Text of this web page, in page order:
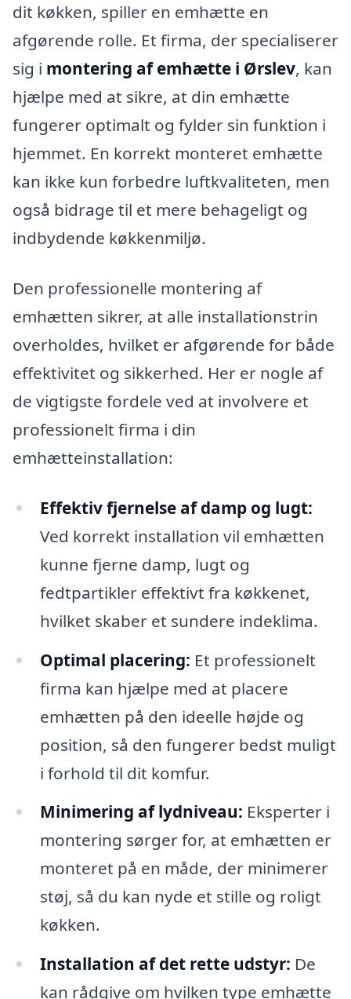
dit køkken, spiller en emhætte en
afgørende rolle. Et firma, der specialiserer
sig i montering af emhætte i Ørslev, kan
hjælpe med at sikre, at din emhætte
fungerer optimalt og fylder sin funktion i
hjemmet. En korrekt monteret emhætte
kan ikke kun forbedre luftkvaliteten, men
også bidrage til et mere behageligt og
indbydende køkkenmiljø.
Den professionelle montering af
emhætten sikrer, at alle installationstrin
overholdes, hvilket er afgørende for både
effektivitet og sikkerhed. Her er nogle af
de vigtigste fordele ved at involvere et
professionelt firma i din
emhætteinstallation:
Effektiv fjernelse af damp og lugt:
Ved korrekt installation vil emhætten
kunne fjerne damp, lugt og
fedtpartikler effektivt fra køkkenet,
hvilket skaber et sundere indeklima.
Optimal placering: Et professionelt
firma kan hjælpe med at placere
emhætten på den ideelle højde og
position, så den fungerer bedst muligt
i forhold til dit komfur.
Minimering af lydniveau: Eksperter i
montering sørger for, at emhætten er
monteret på en måde, der minimerer
støj, så du kan nyde et stille og roligt
køkken.
Installation af det rette udstyr: De
kan rådgive om hvilken type emhætte